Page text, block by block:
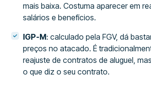
mais baixa. Costuma aparecer em
salários e benefícios.
IGP-M: calculado pela FGV, dá
preços no atacado. É
reajuste de contratos de aluguel,
o que diz o seu contrato.